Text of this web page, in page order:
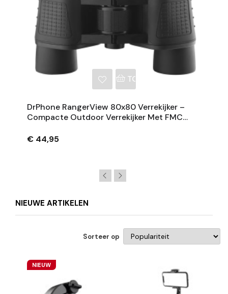
TOEVOEGEN AAN
DrPhone RangerView 80x80 Verrekijker –
Compacte Outdoor Verrekijker Met FMC
€ 44,95
NIEUWE ARTIKELEN
Sorteer op
NIEUW